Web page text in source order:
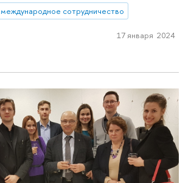
международное сотрудничество
17 января 2024